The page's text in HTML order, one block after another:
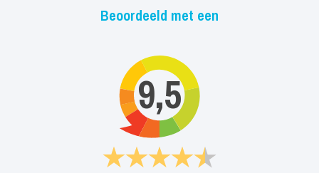
Beoordeeld met een
9,5